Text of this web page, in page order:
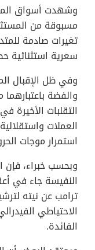
وشهدت أسواق
مسبوقة من
تغيرات صادمة
سعرية استثنائية
وفي ظل الإقبال
والفضة باعتبارهما
التقلبات
العملات
استمرار موجات
وبحسب خبراء، فإن
النفيسة جاء في
ترامب عن نيته
الاحتياطي
الفائدة.